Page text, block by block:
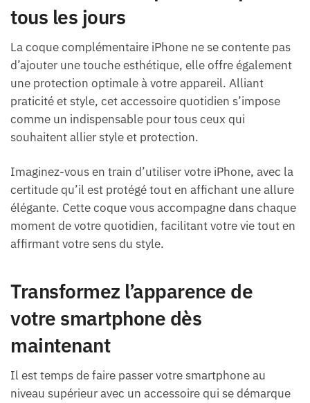
tous les jours
La coque complémentaire iPhone ne se contente pas
d’ajouter une touche esthétique, elle offre également
une protection optimale à votre appareil. Alliant
praticité et style, cet accessoire quotidien s’impose
comme un indispensable pour tous ceux qui
souhaitent allier style et protection.
Imaginez-vous en train d’utiliser votre iPhone, avec la
certitude qu’il est protégé tout en affichant une allure
élégante. Cette coque vous accompagne dans chaque
moment de votre quotidien, facilitant votre vie tout en
affirmant votre sens du style.
Transformez l’apparence de
votre smartphone dès
maintenant
Il est temps de faire passer votre smartphone au
niveau supérieur avec un accessoire qui se démarque